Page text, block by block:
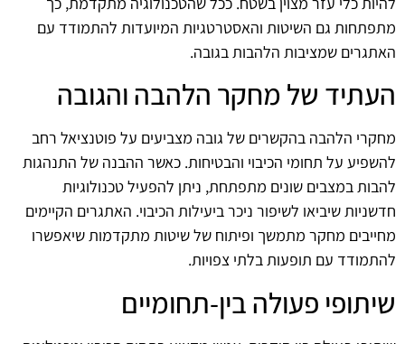
מתפתחות גם השיטות והאסטרטגיות המיועדות להתמודד עם
האתגרים שמציבות הלהבות בגובה.
העתיד של מחקר הלהבה והגובה
מחקרי הלהבה בהקשרים של גובה מצביעים על פוטנציאל רחב
להשפיע על תחומי הכיבוי והבטיחות. כאשר ההבנה של התנהגות
להבות במצבים שונים מתפתחת, ניתן להפעיל טכנולוגיות
חדשניות שיביאו לשיפור ניכר ביעילות הכיבוי. האתגרים הקיימים
מחייבים מחקר מתמשך ופיתוח של שיטות מתקדמות שיאפשרו
להתמודד עם תופעות בלתי צפויות.
שיתופי פעולה בין-תחומיים